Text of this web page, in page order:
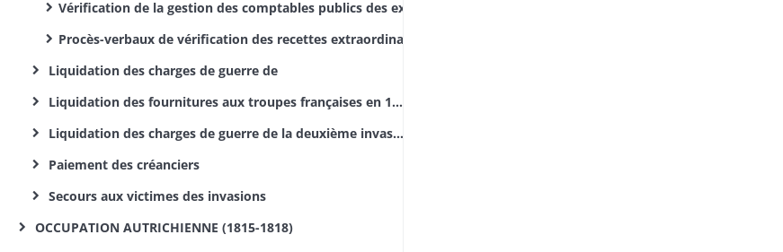
Vérification de la gestion des comptables publics des exercices 1813, 1814 et 1815, reddition des comptes en deniers: comptes, pièces justificatives, correspondance
Procès-verbaux de vérification des recettes extraordinaires faites dans les communes de l'arrondissement de Belfort en 1813,1814 et 1815
Liquidation des charges de guerre de
Liquidation des fournitures aux troupes françaises en 1815
Liquidation des charges de guerre de la deuxième invasion
Paiement des créanciers
Secours aux victimes des invasions
OCCUPATION AUTRICHIENNE (1815-1818)